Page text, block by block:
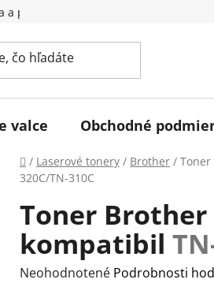
a pladba
valce Obchodné
Domov
/ Laserové tonery / Brother / Toner
320C/TN-310C
Toner Brother
kompatibil
Priemerné
Neohodnotené Podrobnosti